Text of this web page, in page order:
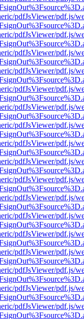
pdfJsViewer/pdf.js/
pdfJsViewer/pdf.js/
pdfJsViewer/pdf.js/
pdfJsViewer/pdf.js/
pdfJsViewer/pdf.js/
pdfJsViewer/pdf.js/
pdfJsViewer/pdf.js/
pdfJsViewer/pdf.js/
pdfJsViewer/pdf.js/
pdfJsViewer/pdf.js/
pdfJsViewer/pdf.js/
pdfJsViewer/pdf.js/
pdfJsViewer/pdf.js/
pdfJsViewer/pdf.js/
pdfJsViewer/pdf.js/
pdfJsViewer/pdf.js/
pdfJsViewer/pdf.js/